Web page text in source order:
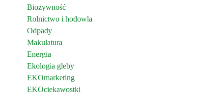
Biożywność
Rolnictwo i hodowla
Odpady
Makulatura
Energia
Ekologia gleby
EKOmarketing
EKOciekawostki